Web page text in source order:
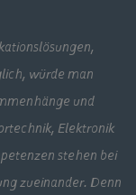
würde man
und
Elektronik
stehen bei
zueinander. Denn